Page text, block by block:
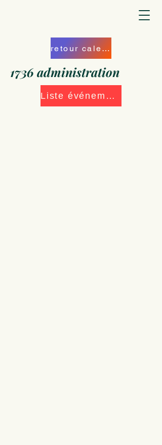
retour calendrier
1736 administration
Liste événements